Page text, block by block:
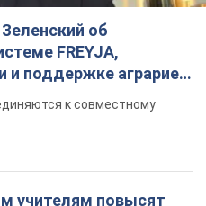
учителям повысят
подробности
педагогам
студенческих